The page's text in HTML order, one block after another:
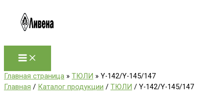
содержимому
Главная страница » ТЮЛИ » Y-142/Y-145/147
Главная / Каталог продукции / ТЮЛИ / Y-142/Y-145/147